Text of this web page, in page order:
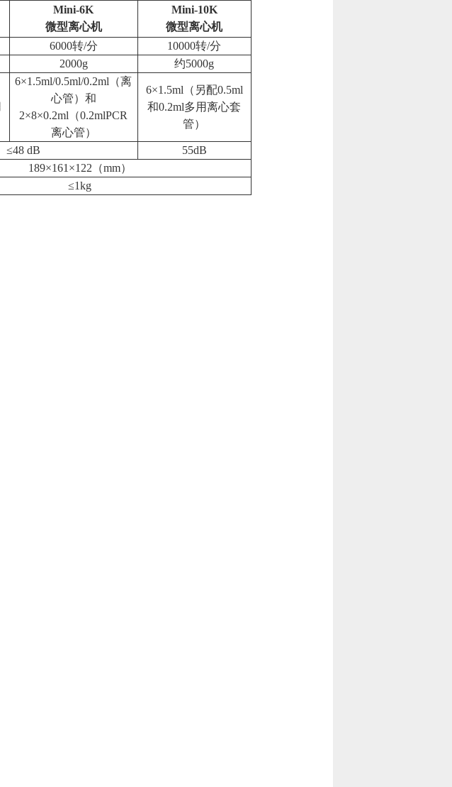
Mini-6K
微型离心机
Mini-10K
微型离心机
6000转/分
10000转/分
2000g 约5000g
6×1.5ml/0.5ml/0.2ml（离
心管）和
2×8×0.2ml（0.2mlPCR
离心管）
6×1.5ml（另配0.5ml
和0.2ml多用离心套
管）
≤48 dB
55dB
189×161×122（mm）
≤1kg